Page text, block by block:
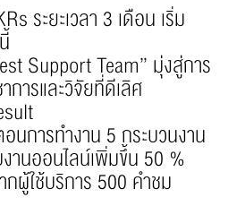
ระยะเวลา 3 เดือน เริ่ม
Support Team” มุ่งสู่การ
ารและวิจัยที่ดีเลิศ
นการทำงาน 5 กระบวนงาน
านออนไลน์เพิ่มขึ้น 50 %
ผู้ใช้บริการ 500 คำชม